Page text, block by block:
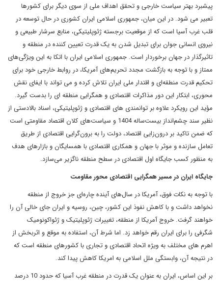
پیشبرد بهتر سیاست خارجی و تحقق اهداف ملی از سوی دیگر برای کشورها
تعبیر می شود. در این میان، جمهوری اسلامی ایران کشوری در حال توسعه در
قلب غرب آسیا است که از موقعیت برجسته ژئوپلیتیکی، منابع سرشار طبیعی و
نیروی انسانی جوان برای تبدیل شدن به یک قدرت تعیین کننده در منطقه و
تاثیرگذار در جهان برخوردار است. جمهوری اسلامی ایران با اتکا به این ویژگی‌های
ممتاز و با توجه به بازگشت مجدد تحریم‌های آمریکا، در روابط خارجی خود برای
تحکیم قدرت منطقه‌ای و اقتدار ملی ایران تلاش کرده و می تواند با ایفای نقش
محوری، ابتکار این دور مذاکرات اقتصادی و همگرایی منطقه ای را بدست گیرد.
مؤید این رویکرد علاوه بر توانمندی های اقتصادی و ژئوپلیتیکی، اسناد بالادستی از
نظیر سند چشم‌انداز بیست‌ساله 1404 و سیاست‌های کلان اقتصاد مقاومتی است
که ضمن تاکید بر درون‌زایی اقتصاد، دولت را به برون‌گرایی اقتصادی از طریق
تعامل سازنده و موثر با جهان و همکاری اقتصادی با همسایگان و بازارهای هدف
به منظور کسب جایگاه اول اقتصادی در سطح منطقه ناگزیر می‌سازد.
جایگاه ایران در مسیر همگرایی اقتصادی محور مقاومت
با توجه به نکات فوق، آمریکا در سال‌های آینده چاره‌ای جز خروج از منطقه
نخواهد داشت و با کاهش نفوذ این کشور، چین، روسیه و ایران جای خالی آن را
خواهند گرفت. خروج آمریکا از منطقه، تغییرات ژئوپلیتیک و ژئواکونومیک
شگرفی را برای ایران رقم خواهد زد. اما شرط آن، استفاده به موقع و اثربخش از
اهرم های مختلف به ویژه اتحاد اقتصادی و تجاری با کشورهای منطقه است که
در نتیجه آن، وابستگی ملل اسلامی به امریکا کاهش پیدا کند.
بر این اساس، ایران به عنوان یک قدرت در منطقه غرب آسیا که حدود 10 درصد